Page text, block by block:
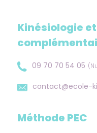
Kinésiologie
09 70 70 54 05
contact@ecole-
Méthode PEC